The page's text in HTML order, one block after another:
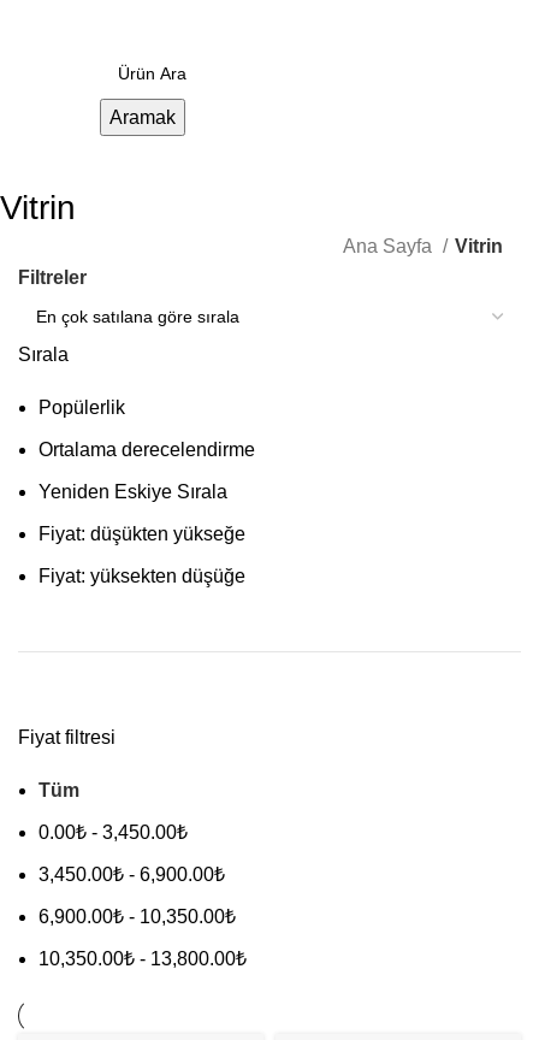
Aramak
Vitrin
Ana Sayfa
Vitrin
Filtreler
Sırala
Popülerlik
Ortalama derecelendirme
Yeniden Eskiye Sırala
Fiyat: düşükten yükseğe
Fiyat: yüksekten düşüğe
Fiyat filtresi
Tüm
0.00₺ - 3,450.00₺
3,450.00₺ - 6,900.00₺
6,900.00₺ - 10,350.00₺
10,350.00₺ - 13,800.00₺